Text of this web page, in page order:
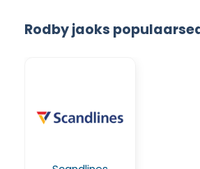
Rodby jaoks